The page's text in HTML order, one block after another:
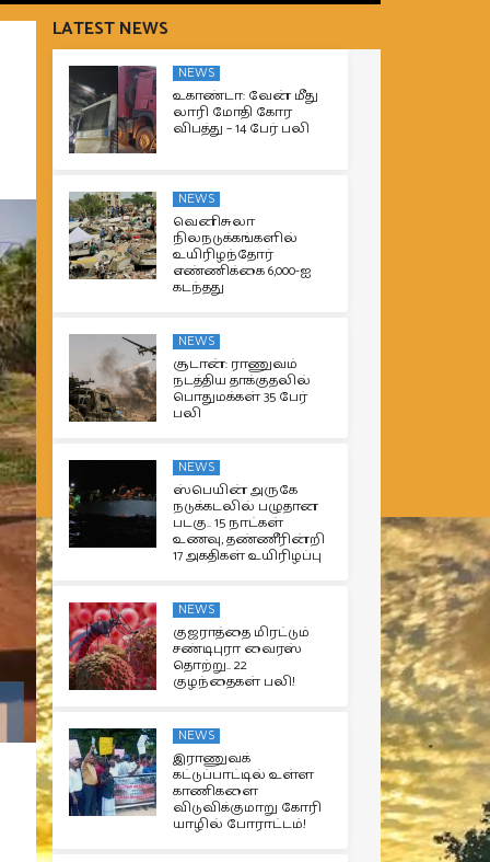
Mute
Fullscreen
LATEST NEWS
NEWS
உகாண்டா: வேன் மீது
லாரி மோதி கோர
விபத்து – 14 பேர் பலி
NEWS
வெனிசுலா
நிலநடுக்கங்களில்
உயிரிழந்தோர்
எண்ணிக்கை 6,000-ஐ
கடந்தது
NEWS
சூடான்: ராணுவம்
நடத்திய தாக்குதலில்
பொதுமக்கள் 35 பேர்
பலி
NEWS
ஸ்பெயின் அருகே
நடுக்கடலில் பழுதான
படகு.. 15 நாட்கள்
உணவு, தண்ணீரின்றி
17 அகதிகள் உயிரிழப்பு
NEWS
குஜராத்தை மிரட்டும்
சண்டிபுரா வைரஸ்
தொற்று.. 22
குழந்தைகள் பலி!
NEWS
இராணுவக்
கட்டுப்பாட்டில் உள்ள
காணிகளை
விடுவிக்குமாறு கோரி
யாழில் போராட்டம்!